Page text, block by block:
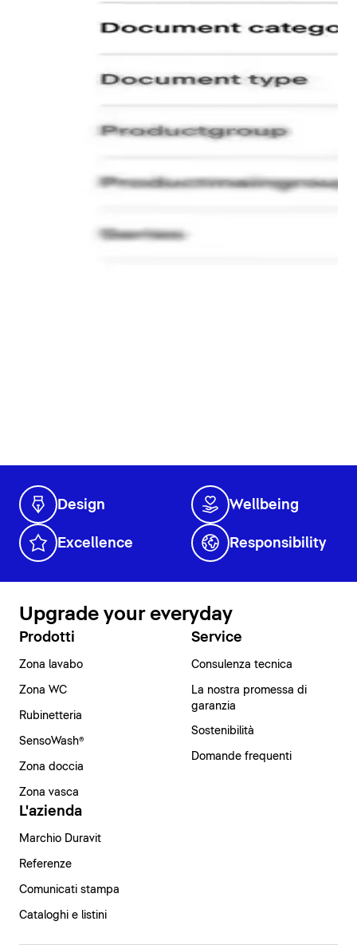
Design Wellbeing
Excellence Responsibility
Upgrade your everyday
Prodotti
Zona lavabo
Zona WC
Rubinetteria
SensoWash®
Zona doccia
Zona vasca
Service
Consulenza tecnica
La nostra promessa di
garanzia
Sostenibilità
Domande frequenti
L'azienda
Marchio Duravit
Referenze
Comunicati stampa
Cataloghi e listini